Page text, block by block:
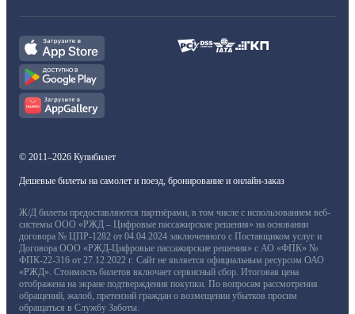
© 2011–2026 Купибилет
Дешевые билеты на самолет и поезд, бронирование и онлайн-заказ
Ж/Д билеты предоставляются партнёрами, в том числе с использованием веб-
системы ООО «РЖД – Цифровые пассажирские решения» на основании
договора № ЦПР-1282 от 04.04.2024 заключенного с Поставщиком услуг и
Договора ООО «РЖД-Цифровые пассажирские решения» с АО «ФПК» №
ФПК-22-316 от 27.12.2022 г. Сайт не является официальным ресурсом ОАО
«РЖД». Стоимость билетов включает сервисный сбор. Итоговая цена
отображена на экране подтверждения покупки. По вопросам рассмотрения
обращений, жалоб, претензий граждан о возмещении убытков просим
обращаться в Службу Заботы.